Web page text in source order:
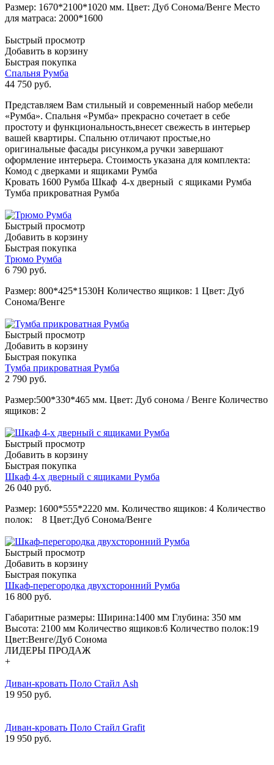
Размер: 1670*2100*1020 мм. Цвет: Дуб Сонома/Венге Место
для матраса: 2000*1600
Быстрый просмотр
Добавить в корзину
Быстрая покупка
Спальня Румба
44 750 руб.
Представляем Вам стильный и современный набор мебели
«Румба». Спальня «Румба» прекрасно сочетает в себе
простоту и функциональность,внесет свежесть в интерьер
вашей квартиры. Спальню отличают простые,но
оригинальные фасады рисунком,а ручки завершают
оформление интерьера. Стоимость указана для комплекта:
Комод с дверками и ящиками Румба
Кровать 1600 Румба Шкаф 4-х дверный с ящиками Румба
Тумба прикроватная Румба
Быстрый просмотр
Добавить в корзину
Быстрая покупка
Трюмо Румба
6 790 руб.
Размер: 800*425*1530Н Количество ящиков: 1 Цвет: Дуб
Сонома/Венге
Быстрый просмотр
Добавить в корзину
Быстрая покупка
Тумба прикроватная Румба
2 790 руб.
Размер:500*330*465 мм. Цвет: Дуб сонома / Венге Количество
ящиков: 2
Быстрый просмотр
Добавить в корзину
Быстрая покупка
Шкаф 4-х дверный с ящиками Румба
26 040 руб.
Размер: 1600*555*2220 мм. Количество ящиков: 4 Количество
полок: 8 Цвет:Дуб Сонома/Венге
Быстрый просмотр
Добавить в корзину
Быстрая покупка
Шкаф-перегородка двухсторонний Румба
16 800 руб.
Габаритные размеры: Ширина:1400 мм Глубина: 350 мм
Высота: 2100 мм Количество ящиков:6 Количество полок:19
Цвет:Венге/Дуб Сонома
ЛИДЕРЫ ПРОДАЖ
+
Диван-кровать Поло Стайл Ash
19 950 руб.
Диван-кровать Поло Стайл Grafit
19 950 руб.